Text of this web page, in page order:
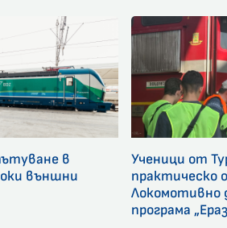
в
външни
Ученици от
практическо
Локомотивно
програма